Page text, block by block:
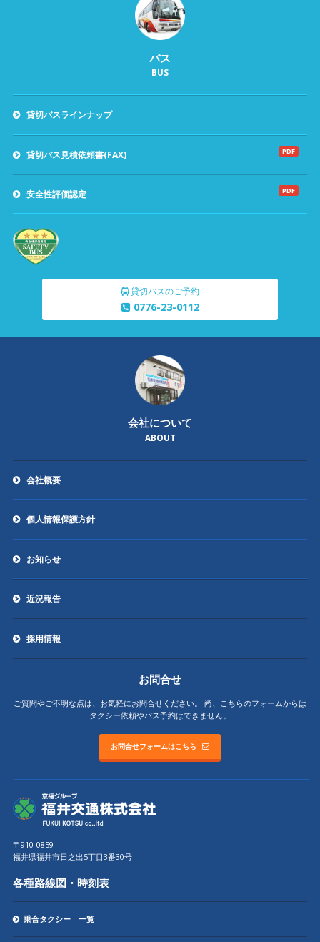
バス
BUS
貸切バスラインナップ
貸切バス見積依頼書(FAX) PDF
安全性評価認定 PDF
貸切バスのご予約
0776-23-0112
会社について
ABOUT
会社概要
個人情報保護方針
お知らせ
近況報告
採用情報
お問合せ
ご質問やご不明な点は、お気軽にお問合せください。
尚、こちらのフォームからは
タクシー依頼やバス予約はできません。
お問合せフォームはこちら
〒910-0859
福井県福井市日之出5丁目3番30号
各種路線図・時刻表
乗合タクシー 一覧